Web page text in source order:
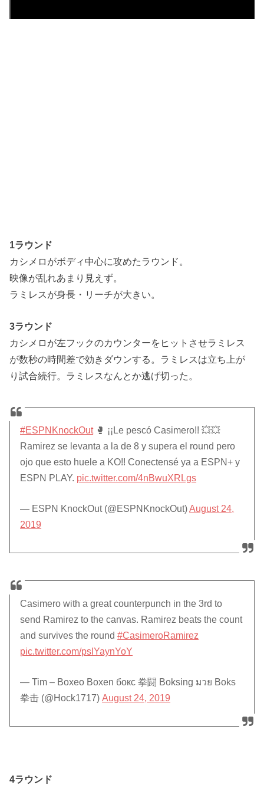
1ラウンド
カシメロがボディ中心に攻めたラウンド。
映像が乱れあまり見えず。
ラミレスが身長・リーチが大きい。
3ラウンド
カシメロが左フックのカウンターをヒットさせラミレス
が数秒の時間差で効きダウンする。ラミレスは立ち上が
り試合続行。ラミレスなんとか逃げ切った。
#ESPNKnockOut🥊 ¡¡Le pescó Casimero!! 💥💥
Ramirez se levanta a la de 8 y supera el round pero
ojo que esto huele a KO!! Conectensé ya a ESPN+ y
ESPN PLAY. pic.twitter.com/4nBwuXRLgs
— ESPN KnockOut (@ESPNKnockOut)August 24,
2019
Casimero with a great counterpunch in the 3rd to
send Ramirez to the canvas. Ramirez beats the count
and survives the round#CasimeroRamirez
pic.twitter.com/pslYaynYoY
— Tim – Boxeo Boxen бокс 拳闘 Boksing มวย Boks
拳击 (@Hock1717)August 24, 2019
4ラウンド